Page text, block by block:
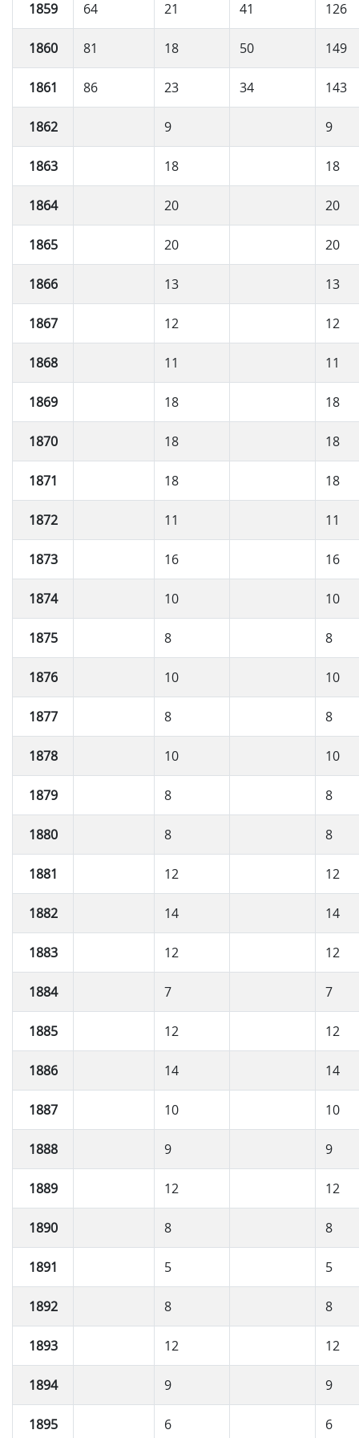
1859 64 21 41 126
1860 81 18 50 149
1861 86 23 34 143
1862 9 9
1863 18 18
1864 20 20
1865 20 20
1866 13 13
1867 12 12
1868 11 11
1869 18 18
1870 18 18
1871 18 18
1872 11 11
1873 16 16
1874 10 10
1875 8 8
1876 10 10
1877 8 8
1878 10 10
1879 8 8
1880 8 8
1881 12 12
1882 14 14
1883 12 12
1884 7 7
1885 12 12
1886 14 14
1887 10 10
1888 9 9
1889 12 12
1890 8 8
1891 5 5
1892 8 8
1893 12 12
1894 9 9
1895 6 6